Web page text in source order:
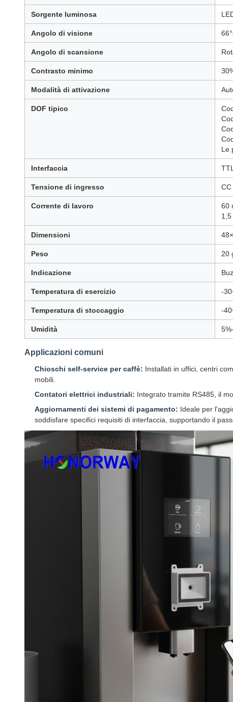
Sorgente luminosa
Angolo di visione
Angolo di scansione
Contrasto minimo
Modalità di attivazione
DOF tipico
Le
Interfaccia
Tensione di ingresso CC
Corrente di lavoro
60
Dimensioni
Peso 20
Indicazione
Temperatura di esercizio -
Temperatura di stoccaggio -
Umidità
Applicazioni comuni
Chioschi self-service per caffè: Installati in uffici, centri
mobili.
Contatori elettrici industriali: Integrato tramite RS485, il
Aggiornamenti dei sistemi di pagamento: Ideale per
soddisfare specifici requisiti di interfaccia, supportando il